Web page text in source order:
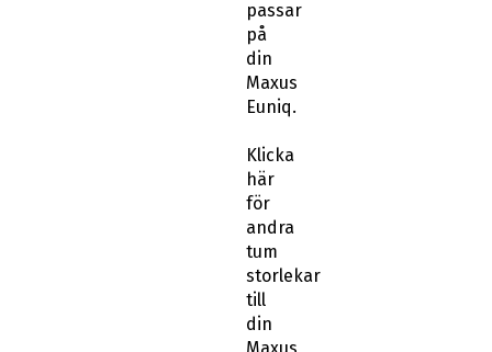
passar
på
din
Maxus
Euniq.
Klicka
här
för
andra
tum
storlekar
till
din
Maxus